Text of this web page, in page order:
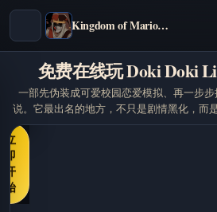
Kingdom of Marionettes
免费在线玩 Doki Doki
一部先伪装成可爱校园恋爱模拟、再一步
说。它最出名的地方，不只是剧情黑化，而
得不可信。
立
即
开
始